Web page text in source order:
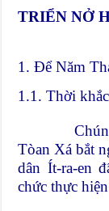
TRIỂN NỞ
1. Để Năm
1.1. Thời
Chúng ta
Tòan Xá bắt
dân Ít-ra-en
chức thực